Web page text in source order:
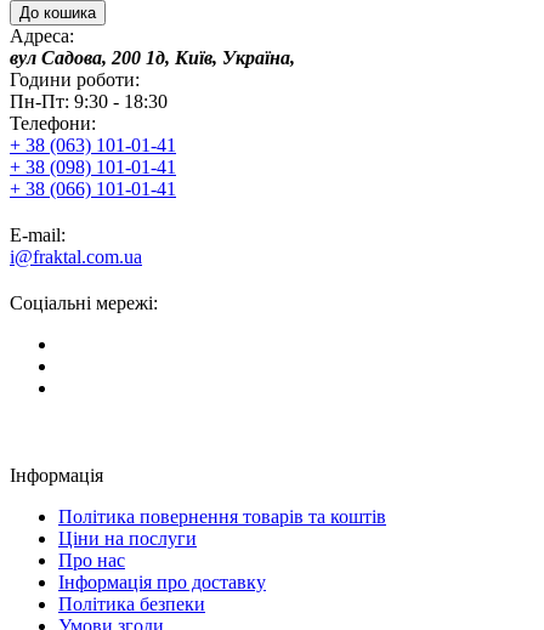
До кошика
Адреса:
вул Садова, 200 1д, Київ, Україна,
Години роботи:
Пн-Пт: 9:30 - 18:30
Телефони:
+ 38 (063) 101-01-41
+ 38 (098) 101-01-41
+ 38 (066) 101-01-41
E-mail:
i@fraktal.com.ua
Соціальні мережі:
Інформація
Політика повернення товарів та коштів
Ціни на послуги
Про нас
Інформація про доставку
Політика безпеки